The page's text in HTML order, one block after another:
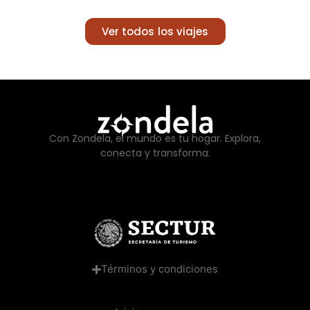
Ver todos los viajes
Con Zondela, el mundo es tu hogar. Explora,
conecta y transforma.
Términos y condiciones